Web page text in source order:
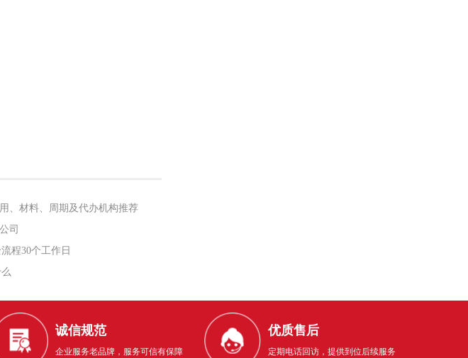
、材料、周期及代办机构推荐
司
程30个工作日
诚信规范
企业服务老品牌，服务可信有保障
优质售后
定期电话回访，提供到位后续服务